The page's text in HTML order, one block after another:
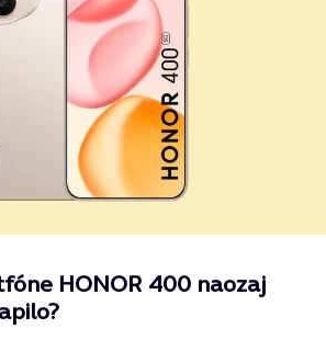
HONOR 400 naozaj